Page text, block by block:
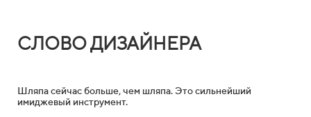
СЛОВО ДИЗАЙНЕРА
Шляпа сейчас больше, чем шляпа. Это сильнейший
имиджевый инструмент.